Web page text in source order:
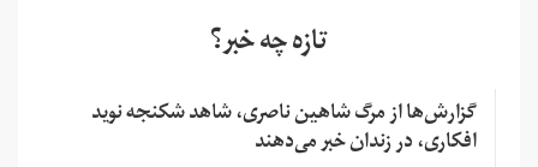
تازه چه خبر؟
گزارش‌ها از مرگ شاهین ناصری، شاهد شکنجه نوید
افکاری، در زندان خبر می‌دهند